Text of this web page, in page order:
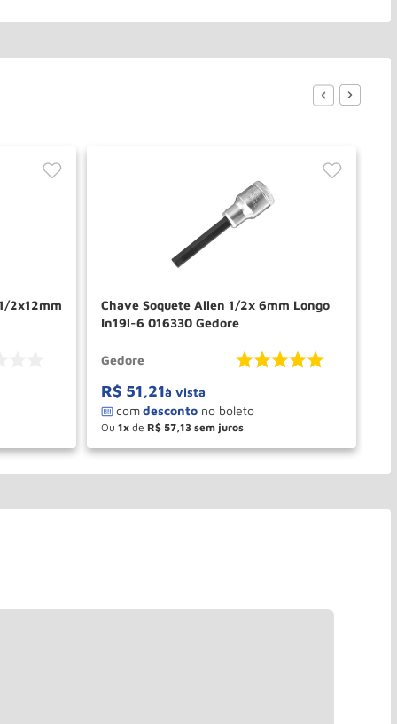
2x12mm
Chave Soquete Allen 1/2x 6mm Longo
In19l-6 016330 Gedore
Gedore
R$ 51,21à vista
Ou 1 de R$ 57 13
＋
－ COMPRAR